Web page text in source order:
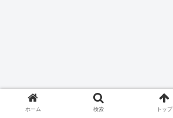
ホーム 検索 トップ